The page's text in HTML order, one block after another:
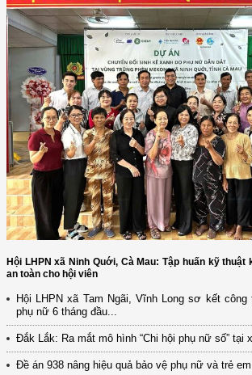
Hội LHPN xã Ninh Quới, Cà Mau: Tập huấn kỹ
an toàn cho hội viên
Hội LHPN xã Tam Ngãi, Vĩnh Long sơ kết công
phụ nữ 6 tháng đầu...
Đắk Lắk: Ra mắt mô hình “Chi hội phụ nữ số” tại
Đề án 938 nâng hiệu quả bảo vệ phụ nữ và trẻ
(12/TB-HĐKH) V/v đăng ký, đề xuất nhiệm vụ
đổi mới ...
(898/KH/ĐCT) Kế hoạch thực hiện Quyết định số
31/10/2025 ...